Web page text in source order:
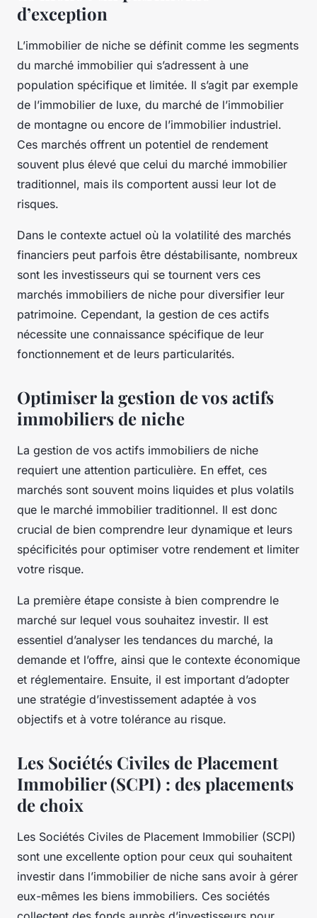
d’exception
L’immobilier de niche se définit comme les segments
du marché immobilier qui s’adressent à une
population spécifique et limitée. Il s’agit par exemple
de l’immobilier de luxe, du marché de l’immobilier
de montagne ou encore de l’immobilier industriel.
Ces marchés offrent un potentiel de rendement
souvent plus élevé que celui du marché immobilier
traditionnel, mais ils comportent aussi leur lot de
risques.
Dans le contexte actuel où la volatilité des marchés
financiers peut parfois être déstabilisante, nombreux
sont les investisseurs qui se tournent vers ces
marchés immobiliers de niche pour diversifier leur
patrimoine. Cependant, la gestion de ces actifs
nécessite une connaissance spécifique de leur
fonctionnement et de leurs particularités.
Optimiser la gestion de vos actifs
immobiliers de niche
La gestion de vos actifs immobiliers de niche
requiert une attention particulière. En effet, ces
marchés sont souvent moins liquides et plus volatils
que le marché immobilier traditionnel. Il est donc
crucial de bien comprendre leur dynamique et leurs
spécificités pour optimiser votre rendement et limiter
votre risque.
La première étape consiste à bien comprendre le
marché sur lequel vous souhaitez investir. Il est
essentiel d’analyser les tendances du marché, la
demande et l’offre, ainsi que le contexte économique
et réglementaire. Ensuite, il est important d’adopter
une stratégie d’investissement adaptée à vos
objectifs et à votre tolérance au risque.
Les Sociétés Civiles de Placement
Immobilier (SCPI) : des placements
de choix
Les Sociétés Civiles de Placement Immobilier (SCPI)
sont une excellente option pour ceux qui souhaitent
investir dans l’immobilier de niche sans avoir à gérer
eux-mêmes les biens immobiliers. Ces sociétés